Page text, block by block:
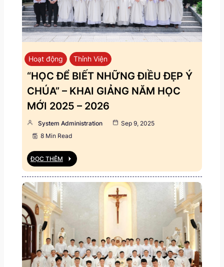
Hoạt động Thỉnh Viện
“HỌC ĐỂ BIẾT NHỮNG ĐIỀU ĐẸP Ý
CHÚA” – KHAI GIẢNG NĂM HỌC
MỚI 2025 – 2026
System Administration
Sep 9, 2025
8 Min Read
ĐỌC THÊM